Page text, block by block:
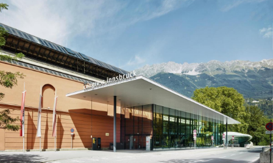
a
i
o
n
a
t
i
o
n